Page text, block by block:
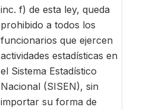
inc. f) de esta ley, queda
prohibido a todos los
funcionarios que ejercen
actividades estadísticas en
el Sistema Estadístico
Nacional (SISEN), sin
importar su forma de